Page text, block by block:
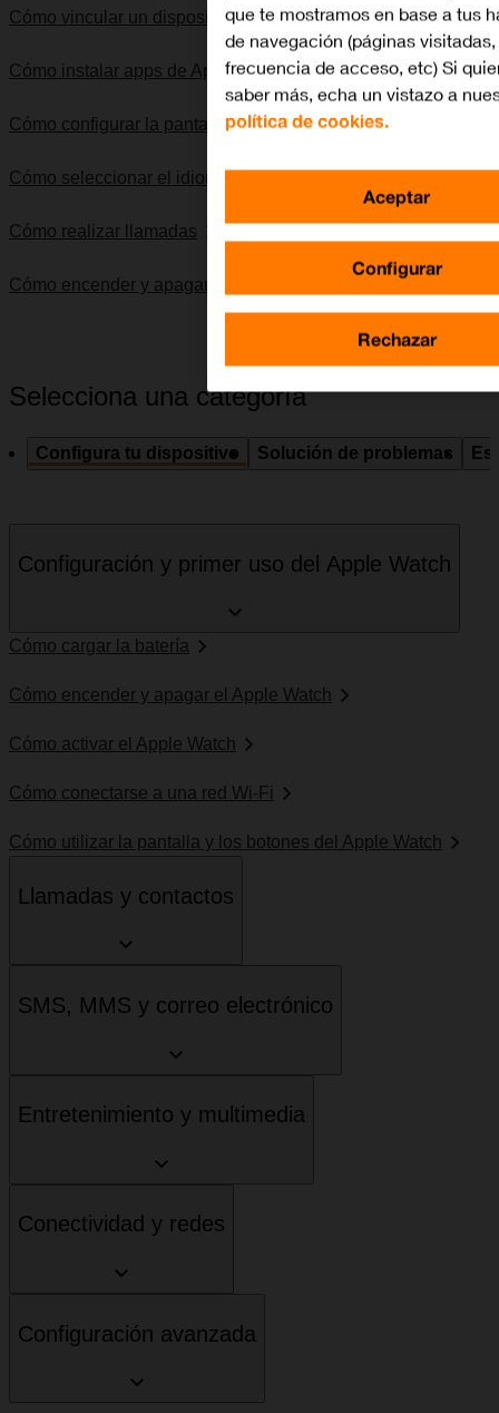
Cómo vincular un dispositivo Bluetooth al Apple Watch
Cómo instalar apps de App Store en el Apple Watch
Cómo configurar la pantalla del Apple Watch
Cómo seleccionar el idioma
Cómo realizar llamadas
Cómo encender y apagar el Apple Watch
Selecciona una categoría
Configura tu dispositivo Solución de problemas
Configuración y primer uso del Apple Watch
Cómo cargar la batería
Cómo encender y apagar el Apple Watch
Cómo activar el Apple Watch
Cómo conectarse a una red Wi-Fi
Cómo utilizar la pantalla y los botones del Apple Watch
Llamadas y contactos
SMS, MMS y correo electrónico
Entretenimiento y multimedia
Conectividad y redes
Configuración avanzada
que te mostramos en base a tus
de navegación (páginas visitadas,
frecuencia de acceso, etc) Si
saber más, echa un vistazo a
política de cookies.
Configurar
Rechazar
Aceptar